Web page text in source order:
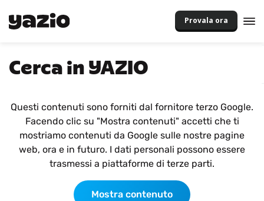
Provala ora
Cerca in YAZIO
Questi contenuti sono forniti dal fornitore terzo Google.
Facendo clic su "Mostra contenuti" accetti che ti
mostriamo contenuti da Google sulle nostre pagine
web, ora e in futuro. I dati personali possono essere
trasmessi a piattaforme di terze parti.
Mostra contenuto